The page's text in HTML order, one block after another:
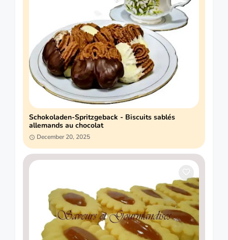
Schokoladen-Spritzgeback - Biscuits sablés
allemands au chocolat
December 20, 2025